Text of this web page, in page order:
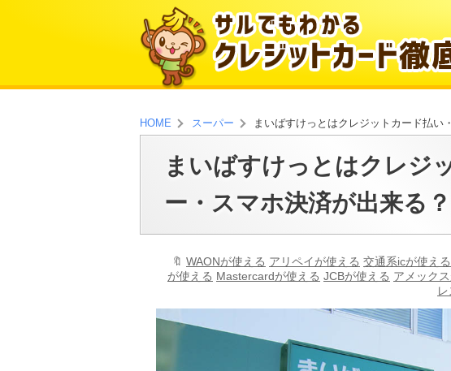
HOME スーパー まいばすけっとはクレジットカード払い
まいばすけっとはクレジ
ー・スマホ決済が出来る？
WAONが使える アリペイが使える 交通系icが使える
が使える Mastercardが使える JCBが使える アメック
レ